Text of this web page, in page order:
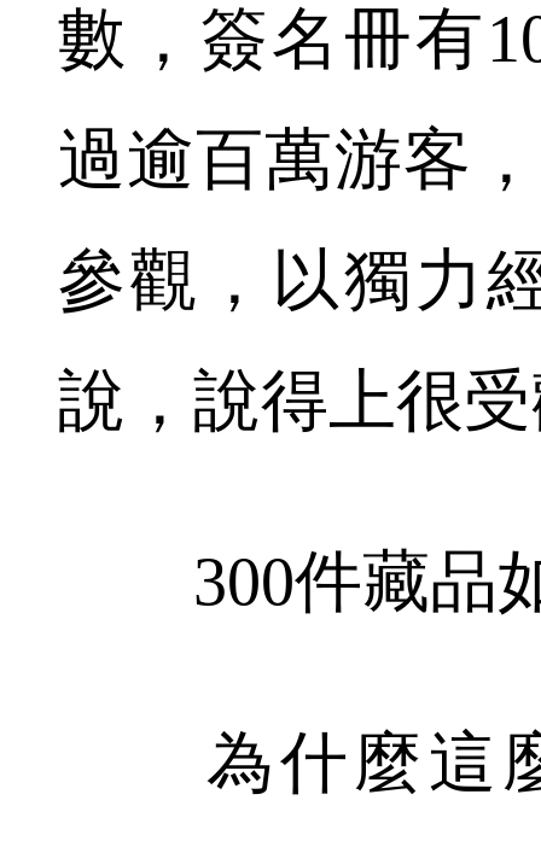
數，簽名冊有
過逾百萬游客
參觀，以獨力
說，說得上很
300件藏品
為什麼這麼